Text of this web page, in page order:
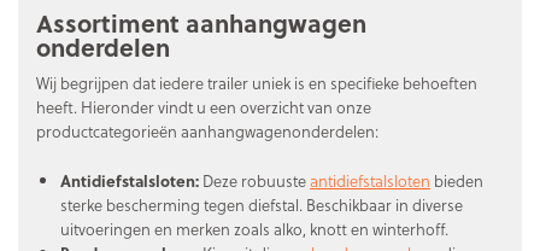
Assortiment aanhangwagen
onderdelen
Wij begrijpen dat iedere trailer uniek is en specifieke behoeften
heeft. Hieronder vindt u een overzicht van onze
productcategorieën aanhangwagenonderdelen:
Antidiefstalsloten: Deze robuusteantidiefstalsloten bieden
sterke bescherming tegen diefstal. Beschikbaar in diverse
uitvoeringen en merken zoals alko, knott en winterhoff.